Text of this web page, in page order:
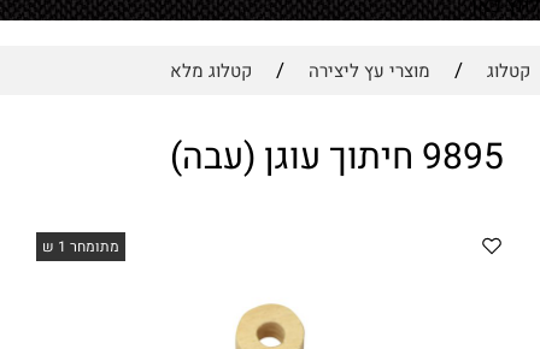
קטלוג / מוצרי עץ ליצירה / קטלוג מלא
9895 חיתוך עוגן (עבה)
מתומחר 1 ש